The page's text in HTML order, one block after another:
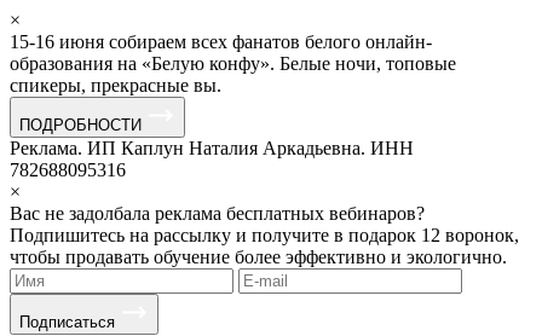
×
15-16 июня собираем всех фанатов белого онлайн-
образования на «Белую конфу». Белые ночи, топовые
спикеры, прекрасные вы.
ПОДРОБНОСТИ
Реклама. ИП Каплун Наталия Аркадьевна. ИНН
782688095316
×
Вас не задолбала реклама бесплатных вебинаров?
Подпишитесь на рассылку и получите в подарок 12 воронок,
чтобы продавать обучение более эффективно и экологично.
Подписаться